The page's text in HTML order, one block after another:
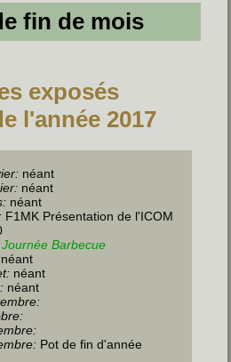
fin de mois
exposés
l'année 2017
néant
néant
néant
F1MK Présentation de l'ICOM
Journée Barbecue
néant
: néant
néant
Pot de fin d'année